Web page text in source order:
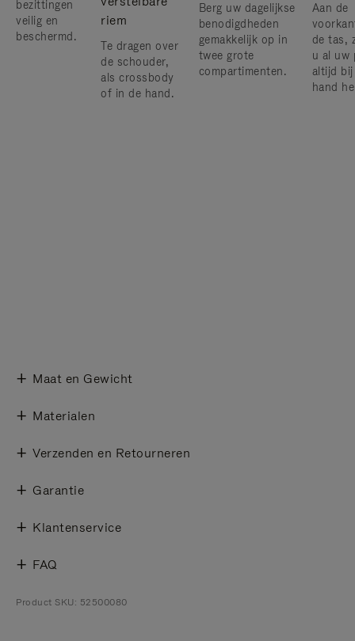
bezittingen
veilig en
beschermd.
riem
Te dragen over
de schouder,
als crossbody
of in de hand.
Berg uw dagelijkse
benodigdheden
gemakkelijk op in
twee grote
compartimenten.
Aan de
de tas,
u al uw
altijd bij
hand
Maat en Gewicht
Materialen
Verzenden en Retourneren
Garantie
Klantenservice
FAQ
Product SKU: 52500080